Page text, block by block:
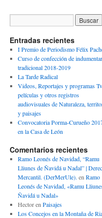
Entradas recientes
I Premio de Periodismo Félix
Curso de confección de
tradicional 2018-2019
La Tarde Radical
Videos, Reportajes y programas
películas y otros registros
audiovisuales de Naturaleza,
y paisajes
Convocatoria Porma-Curueño
en la Casa de León
Comentarios recientes
Ramo Leonés de Navidad, “Ramu
Lliunes de Ñavidá u Nadal” |
Mercantil. (DerMerUle). en Ramo
Leonés de Navidad, «Ramu
Ñavidá u Nadal»
Hectoren Paisajes
Los Concejos en la Montaña de